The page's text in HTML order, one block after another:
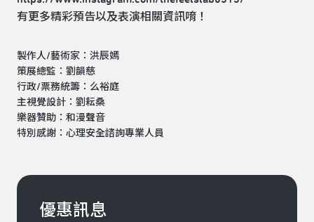
有更多精彩預告以及表演相關資訊唷！
製作人/藝術家：洪辰嫣
策展總監：劉韻慈
行政/票務統籌：么裕庭
主視覺設計：劉耘桑
樂器贊助：和漫聲音
特別感謝：心理安全諮詢專業人員
優惠訊息